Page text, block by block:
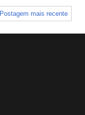
Postagem mais recente